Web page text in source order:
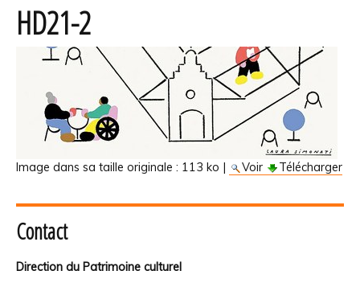
HD21-2
Image dans sa taille originale : 113 ko | Voir Télécharger
Contact
Direction du Patrimoine culturel